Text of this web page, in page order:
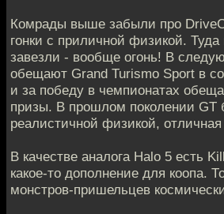
Комрады выше забыли про
гонки с приличной физикой.
завезли - вообще огонь! В
обещают Grand Turismo Sport в
и за победу в чемпионатах
призы. В прошлом поколении GT
реалистичной физикой, отличная
В качестве аналога Halo 5 есть
какое-то дополнение для коопа.
монстров-пришельцев